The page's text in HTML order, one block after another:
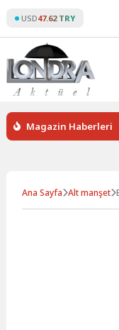
content
USD47.62 TRY
Magazin Haberleri
İngiltere’de Birçok
Ana Sayfa Alt manşet